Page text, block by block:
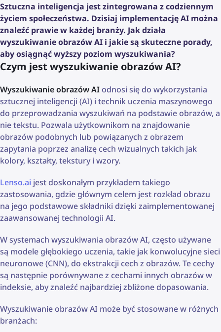
Sztuczna inteligencja jest zintegrowana z codziennym
życiem społeczeństwa. Dzisiaj implementację AI można
znaleźć prawie w każdej branży. Jak działa
wyszukiwanie obrazów AI i jakie są skuteczne porady,
aby osiągnąć wyższy poziom wyszukiwania?
Czym jest wyszukiwanie obrazów AI?
Wyszukiwanie obrazów AIodnosi się do wykorzystania
sztucznej inteligencji (AI) i technik uczenia maszynowego
do przeprowadzania wyszukiwań na podstawie obrazów, a
nie tekstu. Pozwala użytkownikom na znajdowanie
obrazów podobnych lub powiązanych z obrazem
zapytania poprzez analizę cech wizualnych takich jak
kolory, kształty, tekstury i wzory.
Lenso.ai jest doskonałym przykładem takiego
zastosowania, gdzie głównym celem jest rozkład obrazu
na jego podstawowe składniki dzięki zaimplementowanej
zaawansowanej technologii AI.
W systemach wyszukiwania obrazów AI, często używane
są modele głębokiego uczenia, takie jak konwolucyjne sieci
neuronowe (CNN), do ekstrakcji cech z obrazów. Te cechy
są następnie porównywane z cechami innych obrazów w
indeksie, aby znaleźć najbardziej zbliżone dopasowania.
Wyszukiwanie obrazów AI może być stosowane w różnych
branżach: